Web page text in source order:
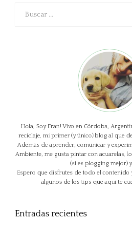
Hola, Soy Fran! Vivo en Córdoba,
reciclaje, mi primer (y único) blog al que
Además de aprender, comunicar y
Ambiente, me gusta pintar con acuarelas,
(si es plogging mejor)
Espero que disfrutes de todo el contenido
algunos de los tips que aquí te
Entradas recientes